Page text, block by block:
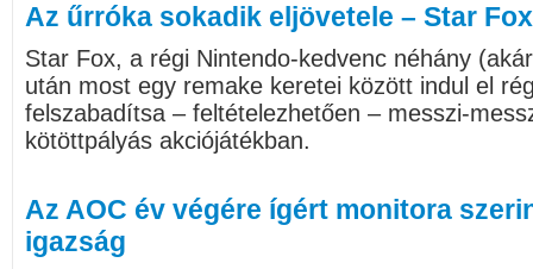
Az űrróka sokadik eljövetele – Star
Star Fox, a régi Nintendo-kedvenc néhány
után most egy remake keretei között indul el
felszabadítsa – feltételezhetően – messzi-
kötöttpályás akciójátékban.
Az AOC év végére ígért monitora
igazság